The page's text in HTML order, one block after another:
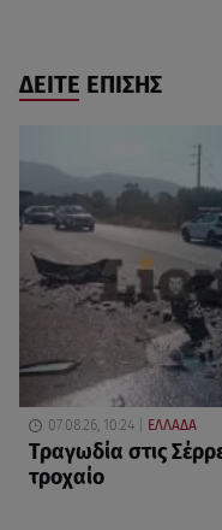
ΔΕΙΤΕ ΕΠΙΣΗΣ
07.08.26, 10:24 ΕΛΛΑΔΑ
Τραγωδία στις
τροχαίο